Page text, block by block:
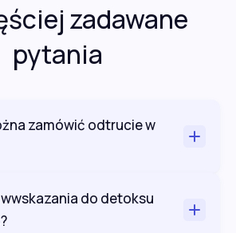
zadawane
pytania
zamówić odtrucie w
do detoksu